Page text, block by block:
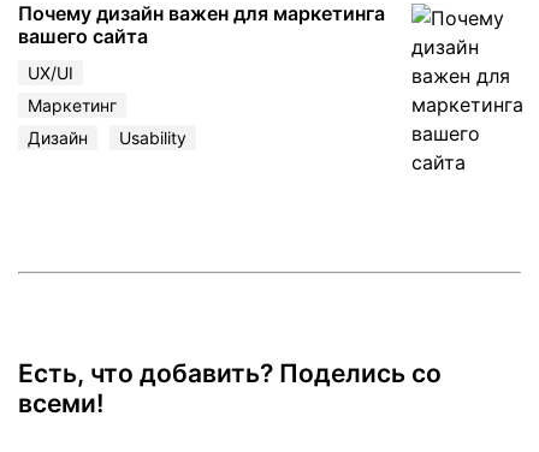
Почему дизайн важен для маркетинга
вашего сайта
UX/UI
Маркетинг
Дизайн
Usability
Есть, что добавить? Поделись со
всеми!